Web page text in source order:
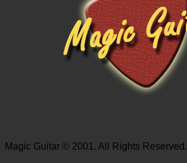
Magic Guitar © 2001. All Rights Reserved.